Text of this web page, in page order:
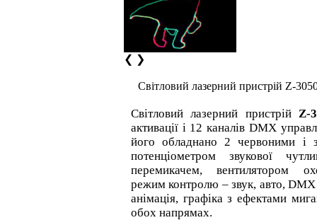
❮ ❯
Світловий лазерний пристрій Z-
Світловий лазерний пристрій Z-
активації і 12 каналів DMX
його обладнано 2 червоними і
потенціометром звукової
перемикачем, вентилятором
режим контролю – звук, авто, DMX
анімація, графіка з ефектами
обох напрямах.